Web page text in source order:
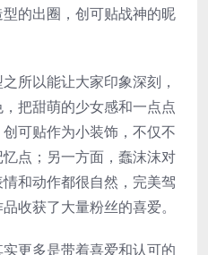
的出圈，创可贴战神的昵
所以能让大家印象深刻，
把甜萌的少女感和一点点
可贴作为小装饰，不仅不
点；另一方面，蠢沫沫对
和动作都很自然，完美驾
收获了大量粉丝的喜爱。
更多是带着喜爱和认可的